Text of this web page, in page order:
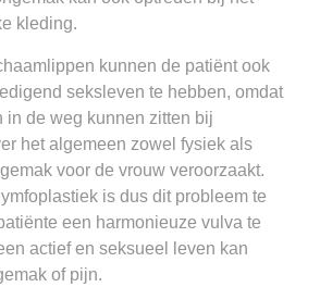
kleding.
kunnen de patiënt ook
seksleven te hebben, omdat
in de weg kunnen zitten bij
het algemeen zowel fysiek als
voor de vrouw veroorzaakt.
is dus dit probleem te
een harmonieuze vulva te
actief en seksueel leven kan
of pijn.